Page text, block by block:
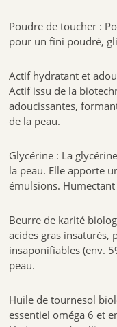
Poudre de toucher :
pour un fini poudré,
Actif hydratant et
Actif issu de la
adoucissantes,
de la peau.
Glycérine : La
la peau. Elle apporte
émulsions.
Beurre de karité
acides gras insaturés,
insaponifiables (env.
peau.
Huile de tournesol
essentiel oméga 6 et